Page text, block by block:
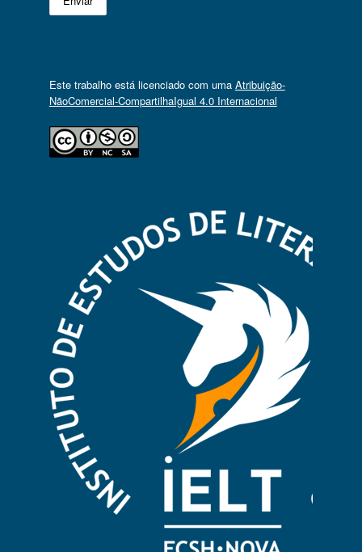
Este trabalho está licenciado com uma Atribuição-
NãoComercial-CompartilhaIgual 4.0 Internacional